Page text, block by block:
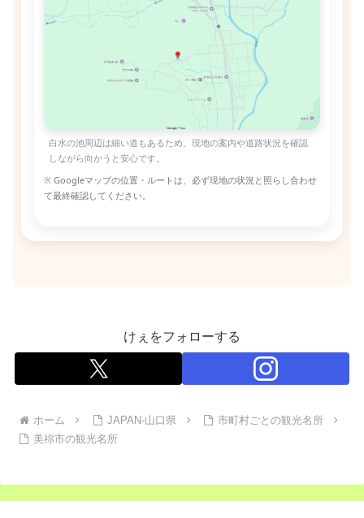
白水の池周辺は細い道もあるため、現地の案内や道路状況を確認
しながら向かうと安心です。
※ Googleマップの位置・ルートは、必ず現地の状況と照らし合わせ
て最終確認してください。
けぇをフォローする
ホーム JAPAN-山口県
市町村ごとの観光名所
美祢市の観光名所